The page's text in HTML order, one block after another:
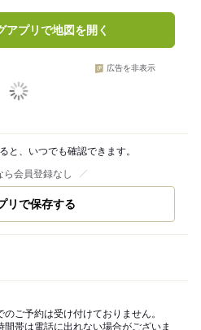
アプリで地図を開く
広告を非表示
と、いつでも確認できます。
ら会員登録なし
リで保存する
のご予約は受け付けておりません。
間帯は電話に出れない場合がございま